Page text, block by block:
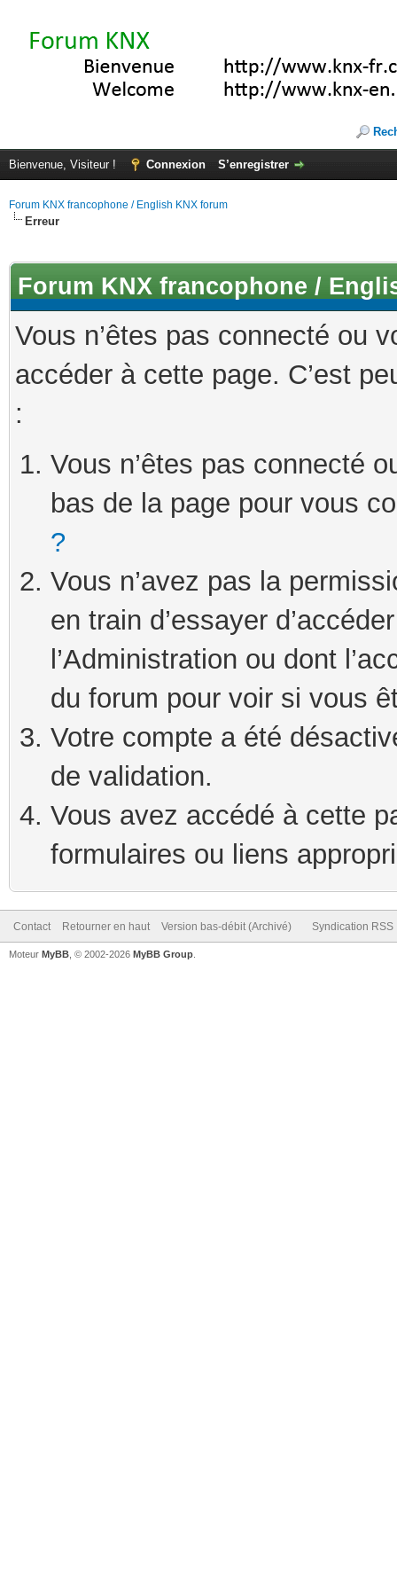
Bienvenue, Visiteur ! Connexion S’enregistrer
Forum KNX francophone / English KNX forum
Erreur
Forum KNX francophone /
Vous n’êtes pas connecté ou
accéder à cette page. C’est
:
Vous n’êtes pas connecté
bas de la page pour vous
?
Vous n’avez pas la
en train d’essayer
l’Administration ou dont
du forum pour voir si vous
Votre compte a été
de validation.
Vous avez accédé à cette
formulaires ou liens
Contact Retourner en haut Version bas-débit (Archivé) Syndication RSS
Moteur MyBB , © 2002-2026 MyBB Group